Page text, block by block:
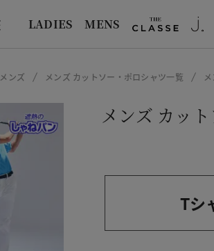
LADIES MENS
メンズ メンズ カットソー・ポロシャツ一覧
メンズ カッ
Tシ